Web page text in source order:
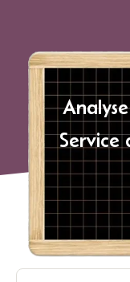
Service